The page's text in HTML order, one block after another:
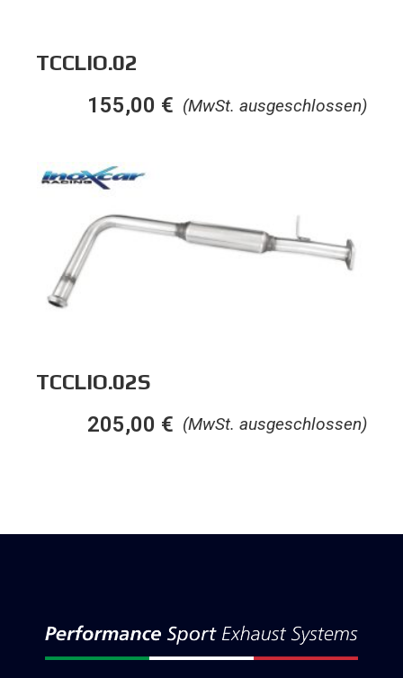
TCCLIO.02
(MwSt. ausgeschlossen)
155,00 €
TCCLIO.02S
(MwSt. ausgeschlossen)
205,00 €